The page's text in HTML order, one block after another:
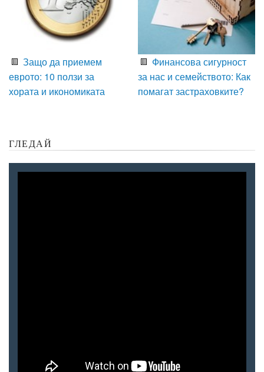
Защо да приемем
еврото: 10 ползи за
хората и икономиката
Финансова сигурност
за нас и семейството: Как
помагат застраховките?
ГЛЕДАЙ